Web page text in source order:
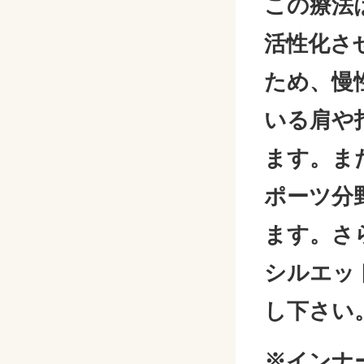
この療法
活性化さ
ため、慢
いる肩や
ます。
ポーツ分
ます。
シルエッ
し下さい